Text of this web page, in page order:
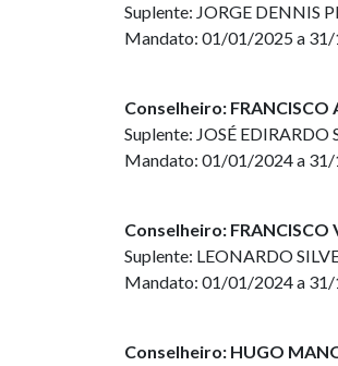
Suplente: JORGE DENNIS
Mandato: 01/01/2025 a
Conselheiro: FRANCISCO
Suplente: JOSÉ EDIRARDO
Mandato: 01/01/2024 a
Conselheiro: FRANCISCO
Suplente: LEONARDO
Mandato: 01/01/2024 a
Conselheiro: HUGO